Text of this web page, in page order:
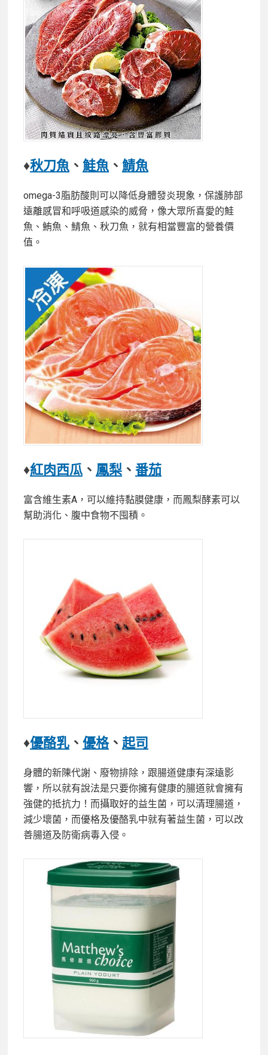
♦秋刀魚 、 鮭魚 、 鯖魚
omega-3脂肪酸則可以降低身體發炎現象，保護肺部
遠離感冒和呼吸道感染的威脅，像大眾所喜愛的鮭
魚、鮪魚、鯖魚、秋刀魚，就有相當豐富的營養價
值。
♦紅肉西瓜 、 鳳梨 、 番茄
富含維生素A，可以維持黏膜健康，而鳳梨酵素可以
幫助消化、腹中食物不囤積。
♦優酪乳 、 優格、 起司
身體的新陳代謝、廢物排除，跟腸道健康有深遠影
響，所以就有說法是只要你擁有健康的腸道就會擁有
強健的抵抗力！而攝取好的益生菌，可以清理腸道，
減少壞菌，而優格及優酪乳中就有著益生菌，可以改
善腸道及防衛病毒入侵。